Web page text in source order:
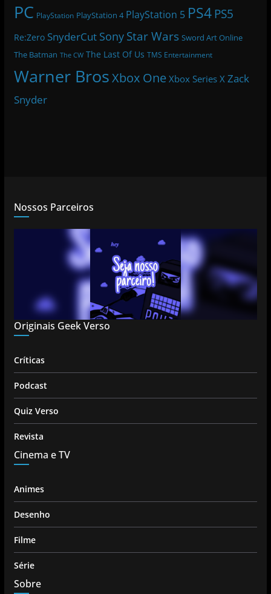
PC PlayStation PlayStation 4 PlayStation 5 PS4 PS5
Re:Zero SnyderCut Sony Star Wars Sword Art Online
The Batman The CW The Last Of Us TMS Entertainment
Warner BrosXbox One Xbox Series X Zack
Snyder
Nossos Parceiros
Originais Geek Verso
Críticas
Podcast
Quiz Verso
Revista
Cinema e TV
Animes
Desenho
Filme
Série
Sobre